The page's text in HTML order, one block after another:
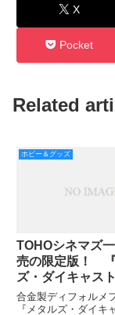
X
Pocket
Related
ホビー＆グッズ
TOHOシネマズ
売の限定版！
ズ・ダイキャス
ネイト・バージ
合金製ディフォルメ
『メタルズ・ダイキ